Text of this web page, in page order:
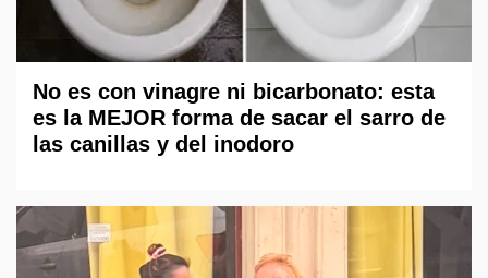
No es con vinagre ni bicarbonato: esta
es la MEJOR forma de sacar el sarro de
las canillas y del inodoro